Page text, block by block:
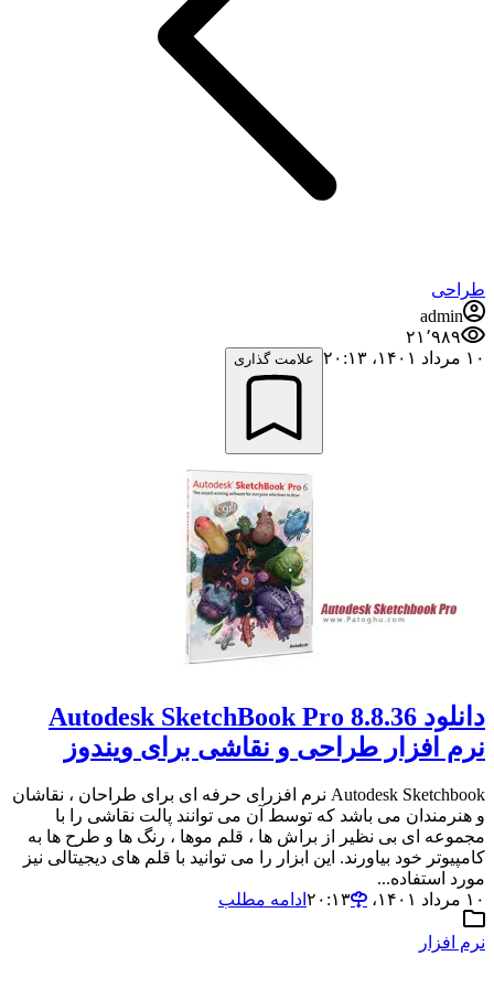
طراحی
admin
۲۱٬۹۸۹
۱۰ مرداد ۱۴۰۱،‏ ۲۰:۱۳
علامت گذاری
دانلود Autodesk SketchBook Pro 8.8.36
نرم افزار طراحی و نقاشی برای ویندوز
Autodesk Sketchbook نرم افزرای حرفه ای برای طراحان ، نقاشان
و هنرمندان می باشد که توسط آن می توانند پالت نقاشی را با
مجموعه ای بی نظیر از براش ها ، قلم موها ، رنگ ها و طرح ها به
کامپیوتر خود بیاورند. این ابزار را می توانید با قلم های دیجیتالی نیز
مورد استفاده...
۱۰ مرداد ۱۴۰۱،‏ ۲۰:۱۳
ادامه مطلب
نرم افزار